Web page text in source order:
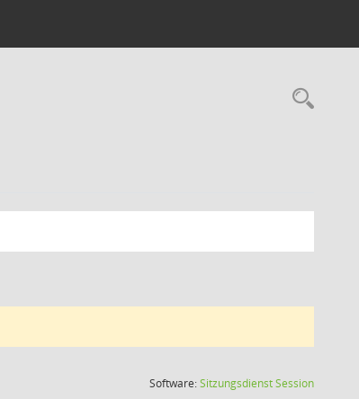
Software:SitzungsdienstSession(Wird in